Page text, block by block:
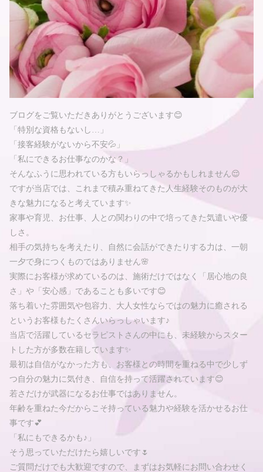
ブログをご覧いただきありがとうございます😊
「特別な資格もないし…」
「接客経験がないから不安💦」
「私にできるお仕事なのかな？」
そんなふうに思われている方もいらっしゃるかもしれません😌
ですが当店では、これまで積み重ねてきた人生経験そのものが大
きな魅力になると考えています✨
家事や育児、お仕事、人との関わりの中で培ってきた気遣いや優
しさ。
相手の気持ちを考えたり、自然に会話ができたりする力は、一朝
一夕で身につくものではありません🌸
実際にお客様が求めているのは、施術だけではなく「居心地の良
さ」や「安心感」であることも多いです😊
落ち着いた雰囲気や包容力、大人女性ならではの魅力に癒される
というお客様もたくさんいらっしゃいます♪
当店で活躍しているセラピストさんの中にも、未経験からスター
トした方が多数在籍しています✨
最初は自信がなかった方も、お客様との時間を重ねる中で少しず
つ自分の魅力に気付き、自信を持って活躍されています😊
若さだけが武器になるお仕事ではありません。
年齢を重ねた今だからこそ持っている魅力や経験を活かせるお仕
事です💕
「私にもできるかも♪」
そう思っていただけたら嬉しいです🌷
ご質問だけでも大歓迎ですので、まずはお気軽にお問い合わせく